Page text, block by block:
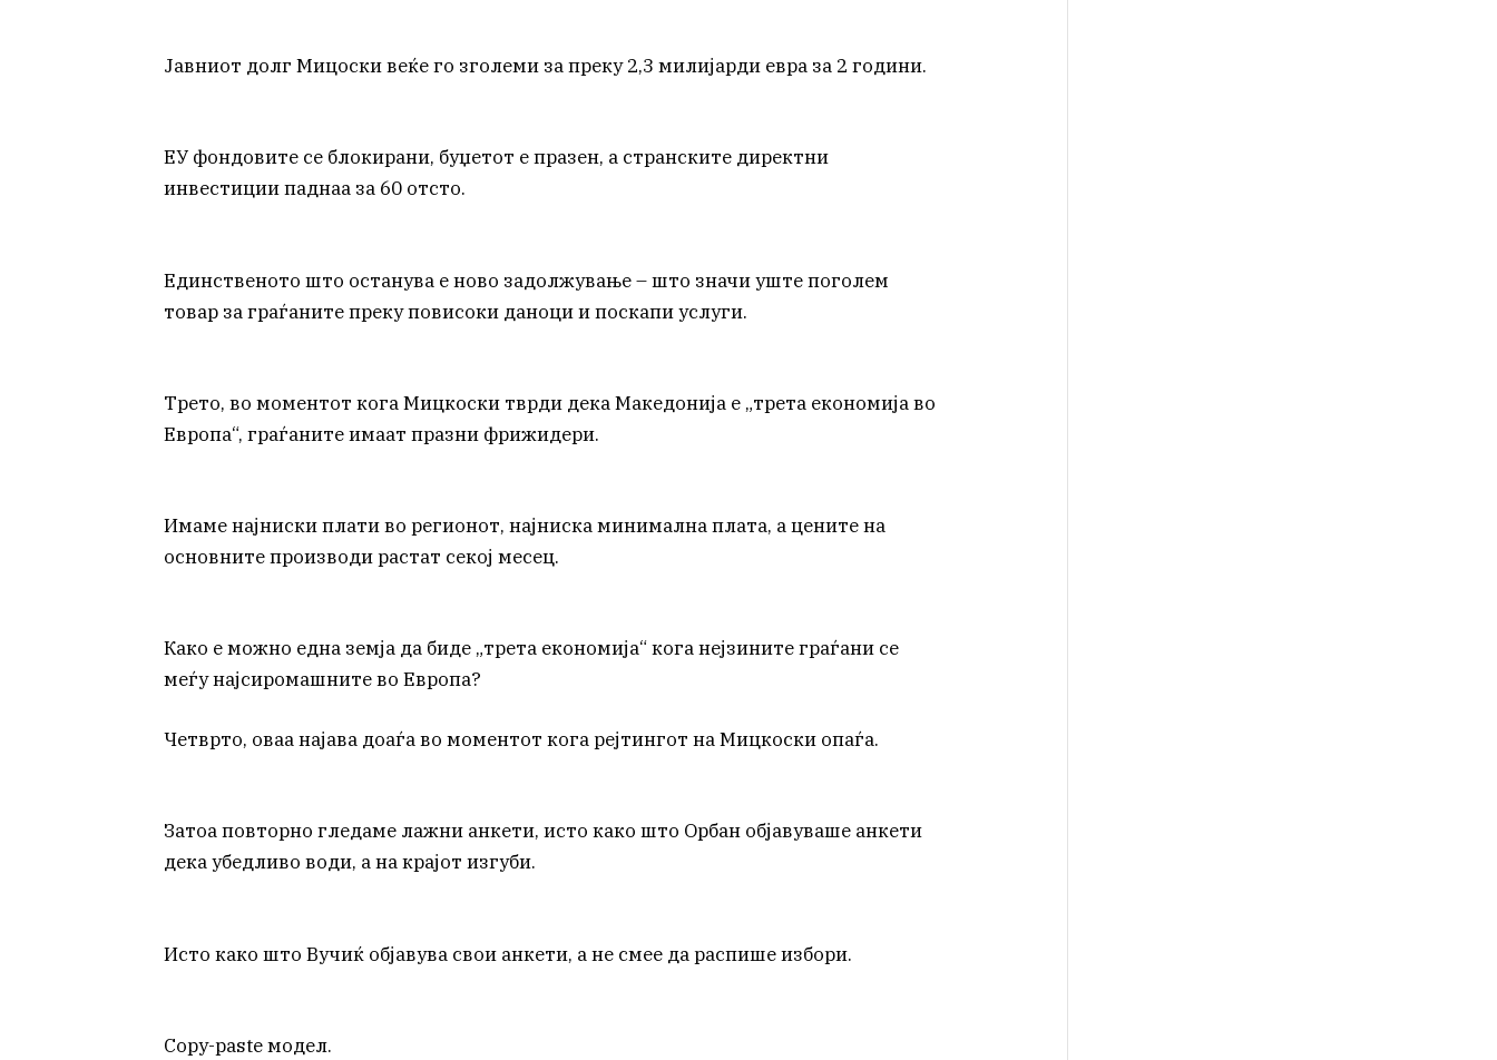
Јавниот долг Мицоски веќе го зголеми за преку 2,3 милијарди евра за 2 години.
ЕУ фондовите се блокирани, буџетот е празен, а странските директни
инвестиции паднаа за 60 отсто.
Единственото што останува е ново задолжување – што значи уште поголем
товар за граѓаните преку повисоки даноци и поскапи услуги.
Трето, во моментот кога Мицкоски тврди дека Македонија е „трета економија во
Европа“, граѓаните имаат празни фрижидери.
Имаме најниски плати во регионот, најниска минимална плата, а цените на
основните производи растат секој месец.
Како е можно една земја да биде „трета економија“ кога нејзините граѓани се
меѓу најсиромашните во Европа?
Четврто, оваа најава доаѓа во моментот кога рејтингот на Мицкоски опаѓа.
Затоа повторно гледаме лажни анкети, исто како што Орбан објавуваше анкети
дека убедливо води, а на крајот изгуби.
Исто како што Вучиќ објавува свои анкети, а не смее да распише избори.
Copy-paste модел.